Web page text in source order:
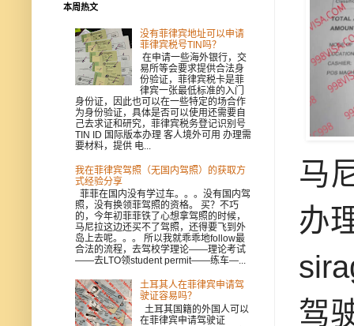
马
办
驾
本周热文
没有菲律宾地址可以申请
菲律宾税号TIN吗？
在申请一些海外银行，交
易所等会要求提供合法身
份验证，菲律宾税卡是菲
律宾一张最低标准的入门
身份证，因此也可以在一些特定的场合作
为身份验证，具体是否可以使用还需要自
己去求证和研究，菲律宾税务登记识别号
TIN ID 国际版本办理 客人境外可用 办理需
要材料，提供 电...
我在菲律宾驾照（无国内驾照）的获取方
式经验分享
菲菲在国内没有学过车。。。没有国内驾
照，没有换领菲驾照的资格。 买？不巧
的，今年初菲菲铁了心想拿驾照的时候，
马尼拉这边还买不了驾照，还得要飞到外
岛上去呢。。。 所以我就乖乖地follow最
合法的流程，去驾校学理论——理论考试
——去LTO领student permit——练车—...
土耳其人在菲律宾申请驾
驶证容易吗？
土耳其国籍的外国人可以
在菲律宾申请驾驶证